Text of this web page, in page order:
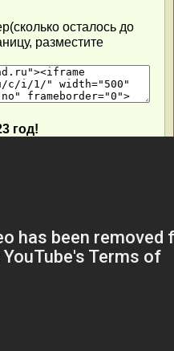
осталось до
разместите
год!